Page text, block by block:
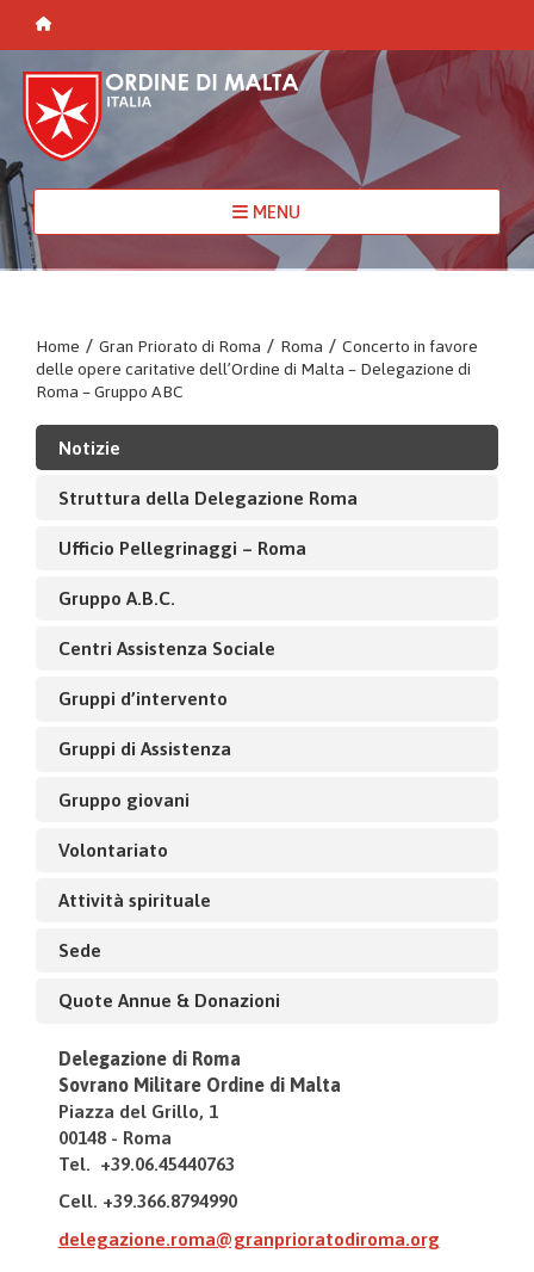
MENU
Home / Gran Priorato di Roma / Roma / Concerto in favore
delle opere caritative dell’Ordine di Malta – Delegazione di
Roma – Gruppo ABC
Notizie
Struttura della Delegazione Roma
Ufficio Pellegrinaggi – Roma
Gruppo A.B.C.
Centri Assistenza Sociale
Gruppi d’intervento
Gruppi di Assistenza
Gruppo giovani
Volontariato
Attività spirituale
Sede
Quote Annue & Donazioni
Delegazione di Roma
Sovrano Militare Ordine di Malta
Piazza del Grillo, 1
00148 - Roma
Tel. +39.06.45440763
Cell. +39.366.8794990
delegazione.roma@granprioratodiroma.org